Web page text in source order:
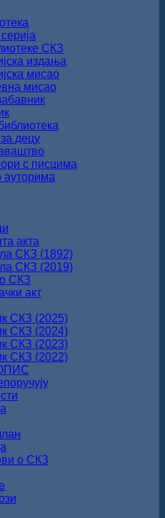
СКЗ
издања
мисао
мисао
децу
с писцима
ауторима
акта
СКЗ (1892)
СКЗ (2019)
СКЗ
акт
СКЗ (2025)
СКЗ (2024)
СКЗ (2023)
СКЗ (2022)
о СКЗ